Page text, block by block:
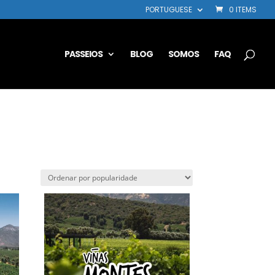
PORTUGUESE 0 ITEMS
PASSEIOS BLOG SOMOS FAQ